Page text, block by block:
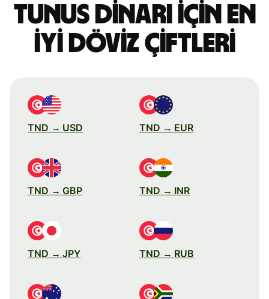
Tunus dinarı için en
iyi döviz çiftleri
TND → USD TND → EUR
TND → GBP TND → INR
TND → JPY TND → RUB